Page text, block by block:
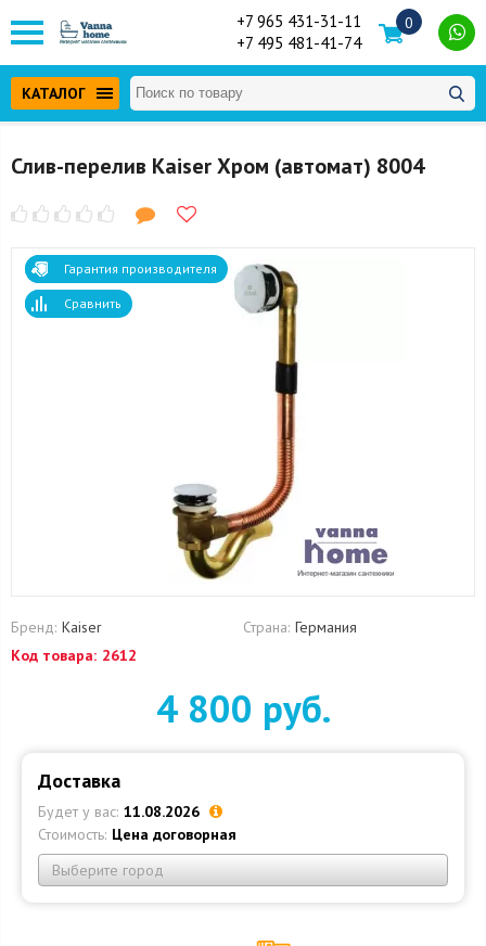
+7 965 431-31-11
+7 495 481-41-74
0
КАТАЛОГ
Слив-перелив Kaiser Хром (автомат) 8004
Гарантия производителя
Сравнить
Бренд: Kaiser Страна: Германия
Код товара: 2612
4 800 руб.
Доставка
Будет у вас: 11.08.2026
Стоимость: Цена договорная
Выберите город